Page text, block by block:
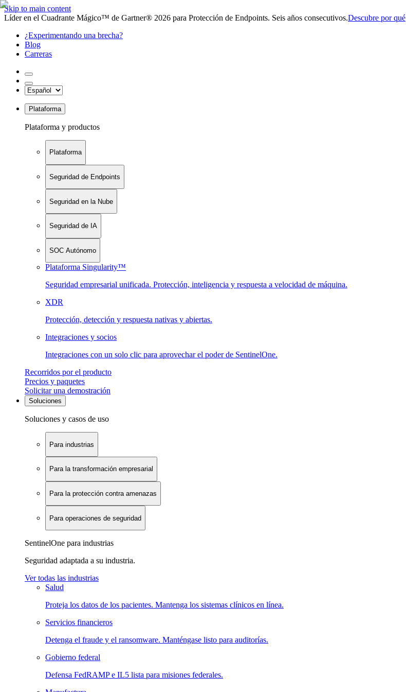
Skip to main content
Líder en el Cuadrante Mágico™ de Gartner® 2026 para Protección de Endpoints. Seis años consecutivos.Descubre por qué
¿Experimentando una brecha?
Blog
Carreras
Plataforma
Plataforma y productos
Plataforma
Seguridad de Endpoints
Seguridad en la Nube
Seguridad de IA
SOC Autónomo
Plataforma Singularity™
Seguridad empresarial unificada. Protección, inteligencia y respuesta a velocidad de máquina.
XDR
Protección, detección y respuesta nativas y abiertas.
Integraciones y socios
Integraciones con un solo clic para aprovechar el poder de SentinelOne.
Recorridos por el producto
Precios y paquetes
Solicitar una demostración
Soluciones
Soluciones y casos de uso
Para industrias
Para la transformación empresarial
Para la protección contra amenazas
Para operaciones de seguridad
SentinelOne para industrias
Seguridad adaptada a su industria.
Ver todas las industrias
Salud
Proteja los datos de los pacientes. Mantenga los sistemas clínicos en línea.
Servicios financieros
Detenga el fraude y el ransomware. Manténgase listo para auditorías.
Gobierno federal
Defensa FedRAMP e IL5 lista para misiones federales.